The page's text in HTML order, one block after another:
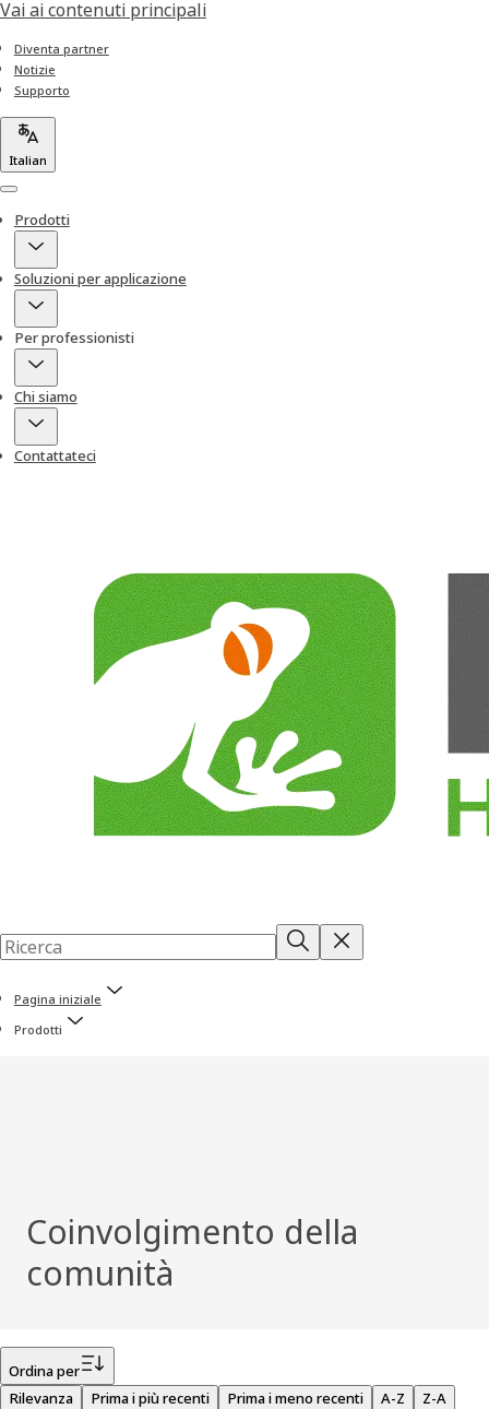
Vai ai contenuti principali
Diventa partner
Notizie
Supporto
Italian
Menu
Prodotti
Soluzioni per applicazione
Per professionisti
Chi siamo
Contattateci
Pagina iniziale
Prodotti
Coinvolgimento della
comunità
Ordina per
Rilevanza
Prima i più recenti Prima i meno recenti A-Z Z-A